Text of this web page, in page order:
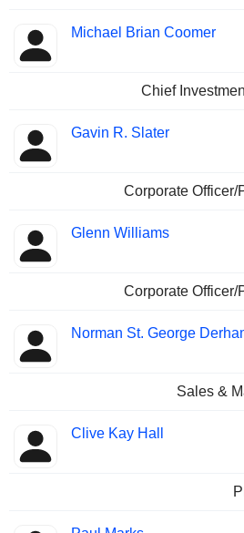
Michael Brian Coomer
Chief
Gavin R. Slater
Corporate Officer/
Glenn Williams
Corporate Officer/
Norman St. George
Sales &
Clive Kay Hall